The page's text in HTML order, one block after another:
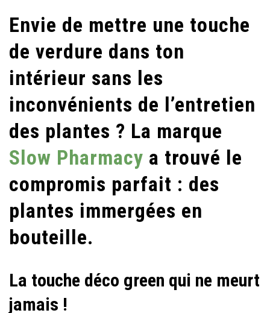
Envie de mettre une touche
de verdure dans ton
intérieur sans les
inconvénients de l’entretien
des plantes ? La marque
Slow Pharmacy a trouvé le
compromis parfait : des
plantes immergées en
bouteille.
La touche déco green qui ne meurt
jamais !